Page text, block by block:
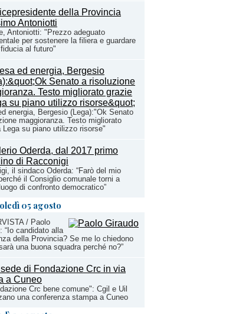
Antoniotti: "Prezzo adeguato
per sostenere la filiera e guardare
al futuro"
energia, Bergesio (Lega):"Ok Senato
maggioranza. Testo migliorato
Lega su piano utilizzo risorse"
il sindaco Oderda: “Farò del mio
il Consiglio comunale torni a
di confronto democratico”
05 agosto
/ Paolo
“Io candidato alla
della Provincia? Se me lo chiedono
una buona squadra perché no?”
Crc bene comune": Cgil e Uil
una conferenza stampa a Cuneo